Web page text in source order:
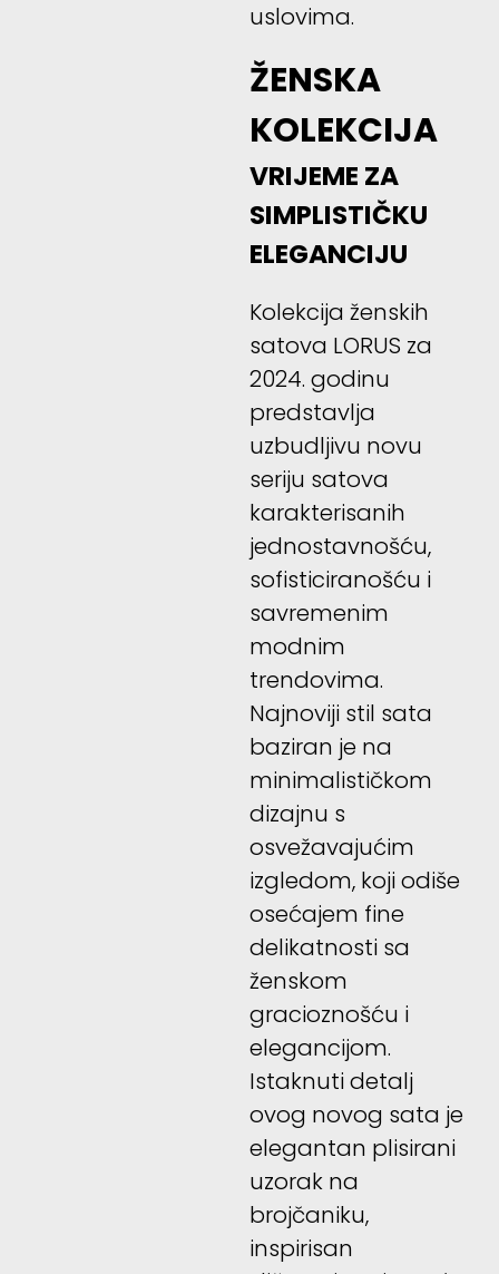
uslovima.
ŽENSKA
KOLEKCIJA
VRIJEME ZA
SIMPLISTIČKU
ELEGANCIJU
Kolekcija ženskih
satova LORUS za
2024. godinu
predstavlja
uzbudljivu novu
seriju satova
karakterisanih
jednostavnošću,
sofisticiranošću i
savremenim
modnim
trendovima.
Najnoviji stil sata
baziran je na
minimalističkom
dizajnu s
osvežavajućim
izgledom, koji odiše
osećajem fine
delikatnosti sa
ženskom
gracioznošću i
elegancijom.
Istaknuti detalj
ovog novog sata je
elegantan plisirani
uzorak na
brojčaniku,
inspirisan